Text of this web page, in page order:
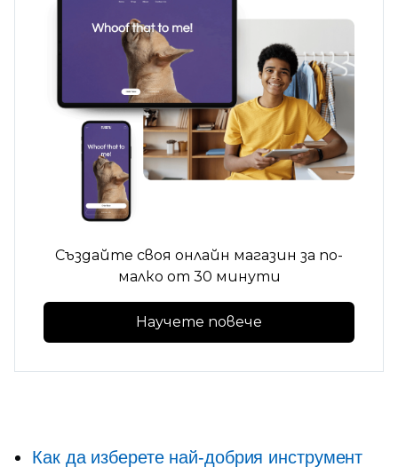
Създайте своя онлайн магазин за по-
малко от 30 минути
Научете повече
Как да изберете най-добрия инструмент